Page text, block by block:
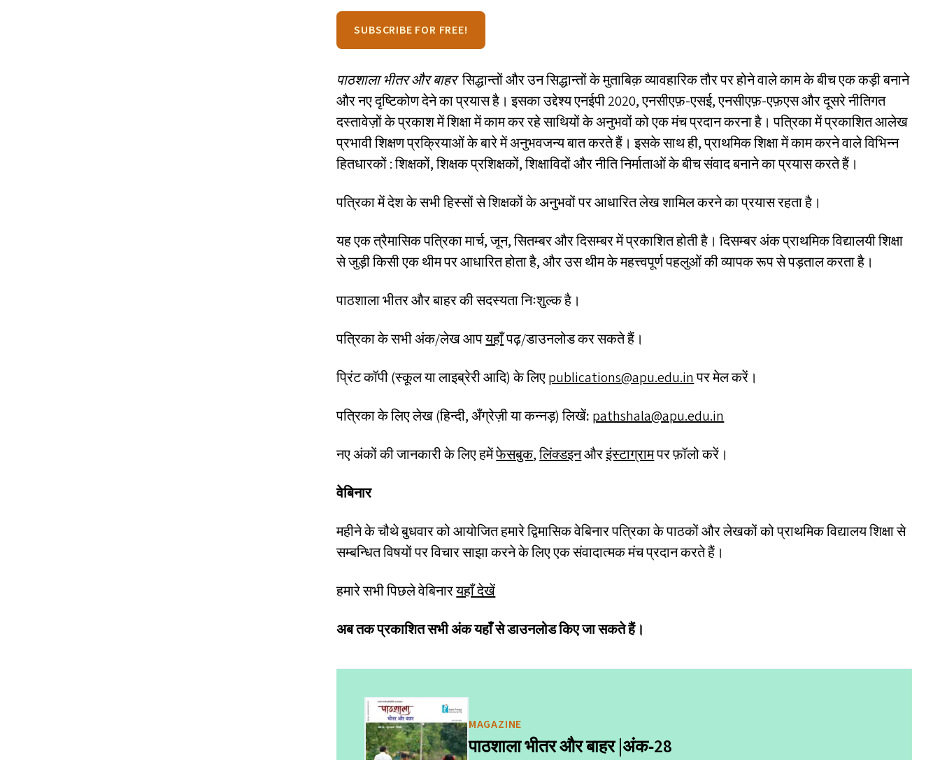
SUBSCRIBE FOR FREE!
पाठशाला भीतर और बाहरसिद्धान्तों और उन सिद्धान्तों के मुताबिक़ व्यावहारिक तौर पर होने वाले काम के बीच एक कड़ी बनाने
और नए दृष्टिकोण देने का प्रयास है। इसका उद्देश्य एनईपी 2020, एनसीएफ़-एसई, एनसीएफ़-एफ़एस और दूसरे नीतिगत
दस्तावेज़ों के प्रकाश में शिक्षा में काम कर रहे साथियों के अनुभवों को एक मंच प्रदान करना है। पत्रिका में प्रकाशित आलेख
प्रभावी शिक्षण प्रक्रियाओं के बारे में अनुभवजन्य बात करते हैं। इसके साथ ही, प्राथमिक शिक्षा में काम करने वाले विभिन्न
हितधारकों : शिक्षकों, शिक्षक प्रशिक्षकों, शिक्षाविदों और नीति निर्माताओं के बीच संवाद बनाने का प्रयास करते हैं।
पत्रिका में देश के सभी हिस्सों से शिक्षकों के अनुभवों पर आधारित लेख शामिल करने का प्रयास रहता है।
यह एक त्रैमासिक पत्रिका मार्च, जून, सितम्बर और दिसम्बर में प्रकाशित होती है। दिसम्बर अंक प्राथमिक विद्यालयी शिक्षा
से जुड़ी किसी एक थीम पर आधारित होता है, और उस थीम के महत्त्वपूर्ण पहलुओं की व्यापक रूप से पड़ताल करता है।
पाठशाला भीतर और बाहर की सदस्यता निःशुल्क है।
पत्रिका के सभी अंक/लेख आपयहाँपढ़/डाउनलोड कर सकते हैं।
प्रिंट कॉपी (स्कूल या लाइब्रेरी आदि) के लिएpublications@​apu.​edu.​inपर मेल करें।
पत्रिका के लिए लेख (हिन्दी, अँग्रेज़ी या कन्नड़) लिखें: pathshala@​apu.​edu.​in
नए अंकों की जानकारी के लिए हमेंफेसबुक,लिंक्डइनऔरइंस्टाग्रामपर फ़ॉलो करें।
वेबिनार
महीने के चौथे बुधवार को आयोजित हमारे द्विमासिक वेबिनार पत्रिका के पाठकों और लेखकों को प्राथमिक विद्यालय शिक्षा से
सम्बन्धित विषयों पर विचार साझा करने के लिए एक संवादात्मक मंच प्रदान करते हैं।
हमारे सभी पिछले वेबिनारयहाँ देखें
अब तक प्रकाशित सभी अंक यहाँ से डाउनलोड किए जा सकते हैं।
MAGAZINE
पाठशाला भीतर और बाहर |अंक‑28